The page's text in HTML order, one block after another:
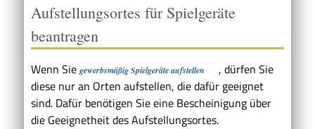
Aufstellungsortes für Spielgeräte
beantragen
Wenn Sie gewerbsmäßig Spielgeräte aufstellen
, dürfen Sie
diese nur an Orten aufstellen, die dafür geeignet
sind. Dafür benötigen Sie eine Bescheinigung über
die Geeignetheit des Aufstellungsortes.